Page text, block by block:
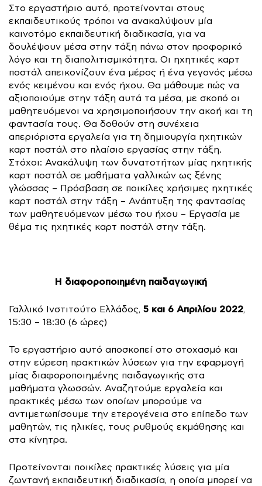
Στο εργαστήριο αυτό, προτείνονται στους
εκπαιδευτικούς τρόποι να ανακαλύψουν μία
καινοτόμο εκπαιδευτική διαδικασία, για να
δουλέψουν μέσα στην τάξη πάνω στον προφορικό
λόγο και τη διαπολιτισμικότητα. Οι ηχητικές καρτ
ποστάλ απεικονίζουν ένα μέρος ή ένα γεγονός μέσω
ενός κειμένου και ενός ήχου. Θα μάθουμε πώς να
αξιοποιούμε στην τάξη αυτά τα μέσα, με σκοπό οι
μαθητευόμενοι να χρησιμοποιήσουν την ακοή και τη
φαντασία τους. Θα δοθούν στη συνέχεια
απεριόριστα εργαλεία για τη δημιουργία ηχητικών
καρτ ποστάλ στο πλαίσιο εργασίας στην τάξη.
Στόχοι: Ανακάλυψη των δυνατοτήτων μίας ηχητικής
καρτ ποστάλ σε μαθήματα γαλλικών ως ξένης
γλώσσας – Πρόσβαση σε ποικίλες χρήσιμες ηχητικές
καρτ ποστάλ στην τάξη – Ανάπτυξη της φαντασίας
των μαθητευόμενων μέσω του ήχου – Εργασία με
θέμα τις ηχητικές καρτ ποστάλ στην τάξη.
Η διαφοροποιημένη παιδαγωγική
Γαλλικό Ινστιτούτο Ελλάδος, 5 και 6 Απριλίου 2022,
15:30 – 18:30 (6 ώρες)
Το εργαστήριο αυτό αποσκοπεί στο στοχασμό και
στην εύρεση πρακτικών λύσεων για την εφαρμογή
μίας διαφοροποιημένης παιδαγωγικής στα
μαθήματα γλωσσών. Αναζητούμε εργαλεία και
πρακτικές μέσω των οποίων μπορούμε να
αντιμετωπίσουμε την ετερογένεια στο επίπεδο των
μαθητών, τις ηλικίες, τους ρυθμούς εκμάθησης και
στα κίνητρα.
Προτείνονται ποικίλες πρακτικές λύσεις για μία
ζωντανή εκπαιδευτική διαδικασία, η οποία μπορεί να